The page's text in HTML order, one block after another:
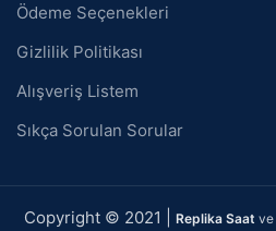
Ödeme Seçenekleri
Gizlilik Politikası
Alışveriş Listem
Sıkça Sorulan Sorular
Copyright © 2021 | Replika Saat ve